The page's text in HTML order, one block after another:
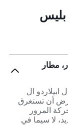
بليس
مطار
ابيلاردو ال
أن تستغرق
0س 06د خلال حركة المرور
لا سيما في